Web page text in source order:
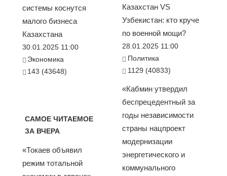
системы коснутся
малого бизнеса
Казахстана
30.01.2025 11:00
Экономика
143 (43648)
САМОЕ ЧИТАЕМОЕ
ЗА ВЧЕРА
«Токаев объявил
режим тотальной
Казахстан VS
Узбекистан: кто круче
по военной мощи?
28.01.2025 11:00
Политика
1129 (40833)
«Кабмин утвердил
беспрецедентный за
годы независимости
страны нацпроект
модернизации
энергетического и
коммунального